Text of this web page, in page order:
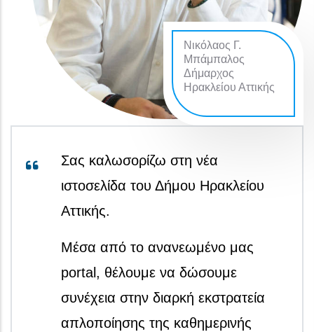
Νικόλαος Γ.
Μπάμπαλος
Δήμαρχος
Ηρακλείου Αττικής
Σας καλωσορίζω στη νέα
ιστοσελίδα του Δήμου Ηρακλείου
Αττικής.
Μέσα από το ανανεωμένο μας
portal, θέλουμε να δώσουμε
συνέχεια στην διαρκή εκστρατεία
απλοποίησης της καθημερινής